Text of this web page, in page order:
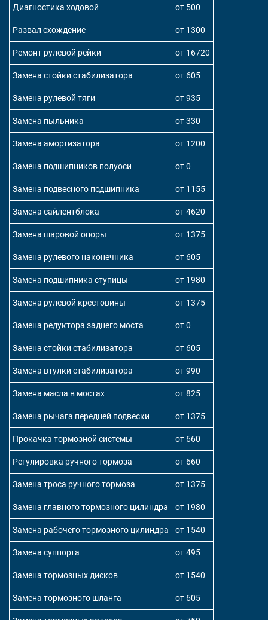
Диагностика ходовой от 500
Развал схождение от 1300
Ремонт рулевой рейки от 16720
Замена стойки стабилизатора от 605
Замена рулевой тяги от 935
Замена пыльника от 330
Замена амортизатора от 1200
Замена подшипников полуоси от 0
Замена подвесного подшипника от 1155
Замена сайлентблока от 4620
Замена шаровой опоры от 1375
Замена рулевого наконечника от 605
Замена подшипника ступицы от 1980
Замена рулевой крестовины от 1375
Замена редуктора заднего моста от 0
Замена стойки стабилизатора от 605
Замена втулки стабилизатора от 990
Замена масла в мостах от 825
Замена рычага передней подвески от 1375
Прокачка тормозной системы от 660
Регулировка ручного тормоза от 660
Замена троса ручного тормоза от 1375
Замена главного тормозного цилиндра от 1980
Замена рабочего тормозного цилиндра от 1540
Замена суппорта от 495
Замена тормозных дисков от 1540
Замена тормозного шланга от 605